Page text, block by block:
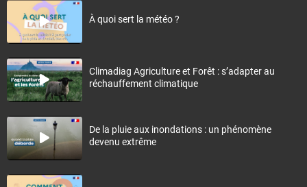
À quoi sert la météo ?
Climadiag Agriculture et Forêt : s’adapter au
réchauffement climatique
De la pluie aux inondations : un phénomène
devenu extrême